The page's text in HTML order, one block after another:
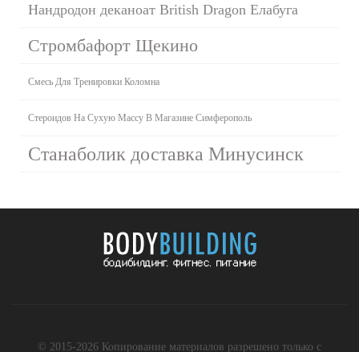
Нандродон деканоат British Dragon Елабуга
Стромбафорт Щекино
Смесь Для Тренировки Коломна
Стероидов На Сухую Массу В Магазине Симферополь
Станаболик доставка Минусинск
© 2015-2026 Копирование материалов разрешено только с